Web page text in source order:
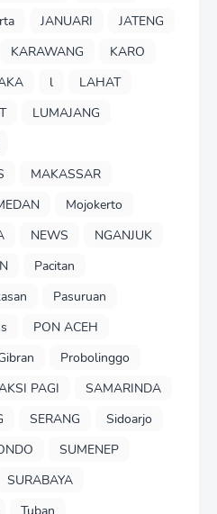
JANUARI
JATENG
KARAWANG
KARO
l
LAHAT
LUMAJANG
MAKASSAR
Mojokerto
NEWS
NGANJUK
Pacitan
Pasuruan
PON ACEH
Probolinggo
PAGI
SAMARINDA
SERANG
Sidoarjo
SUMENEP
SURABAYA
Tuban